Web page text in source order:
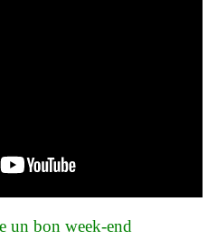
un bon week-end